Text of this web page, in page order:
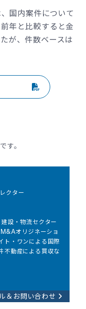
国内案件について
年と比較すると金
が、件数ベースは
す。
クター
設・物流セクター
オリジネーショ
ト・ワンによる国際
不動産による買収な
＆お問い合わせ